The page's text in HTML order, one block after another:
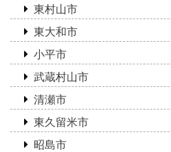
東村山市
東大和市
小平市
武蔵村山市
清瀬市
東久留米市
昭島市